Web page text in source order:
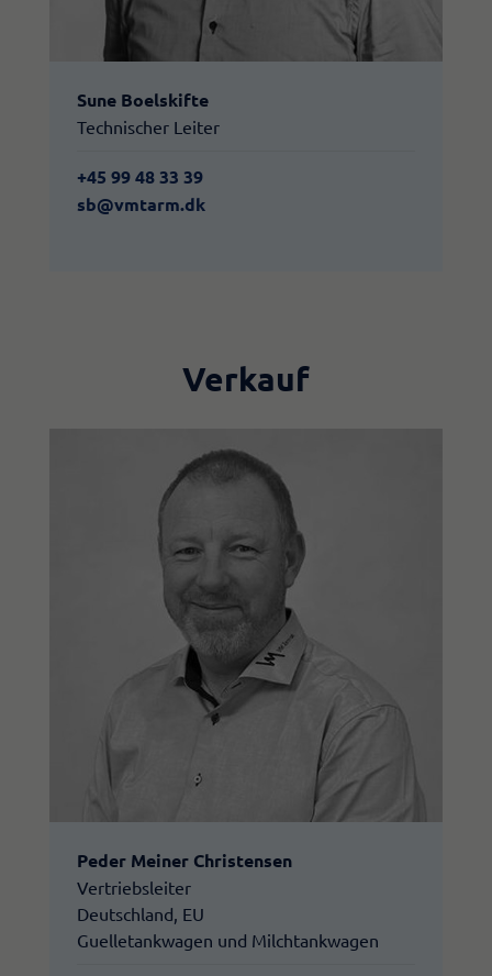
Sune Boelskifte
Technischer Leiter
+45 99 48 33 39
sb@vmtarm.dk
Verkauf
Peder Meiner Christensen
Vertriebsleiter
Deutschland, EU
Guelletankwagen und Milchtankwagen